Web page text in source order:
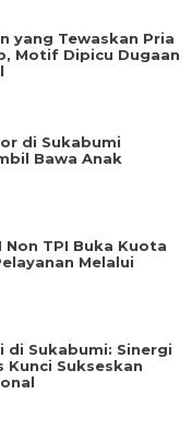
yang Tewaskan Pria
Motif Dipicu Dugaan
di Sukabumi
Bawa Anak
TPI Buka Kuota
Melalui
di Sukabumi: Sinergi
Kunci Sukseskan